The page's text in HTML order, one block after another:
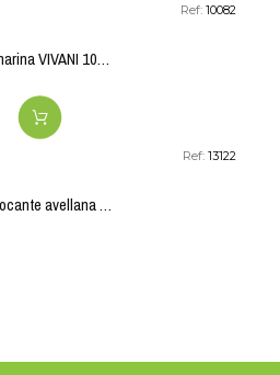
Ref:10082
Chocolate negro 75% sal marina VIVANI 100 gr BIO
Ref:13122
Barrita chocolate praline crocante avellana VIVANI 35 gr BIO